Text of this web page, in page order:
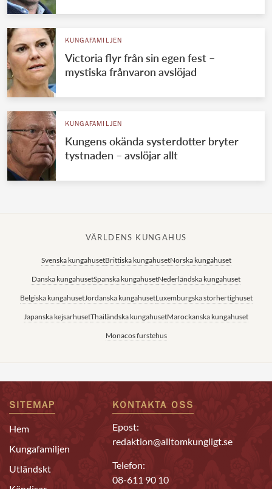
KUNGAFAMILJEN
Victoria flyr från sin egen fest –
mystiska frånvaron avslöjad
KUNGAFAMILJEN
Kungens okända systerdotter bryter
tystnaden – avslöjar allt
VÄRLDENS KUNGAHUS
Svenska kungahusetBrittiska kungahusetNorska kungahuset
Danska kungahusetSpanska kungahusetNederländska kungahuset
Belgiska kungahusetJordanska kungahusetLuxemburgska storhertighuset
Japanska kejsarhusetThailändska kungahusetMarockanska kungahuset
Monacos furstehus
SITEMAP
Hem
Kungafamiljen
Utländskt
KONTAKTA OSS
Epost:
redaktion@alltomkungligt.se
Telefon:
08-611 90 10